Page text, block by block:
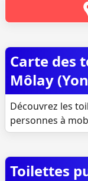
Carte des
Môlay
Découvrez les
personnes à
Toilettes